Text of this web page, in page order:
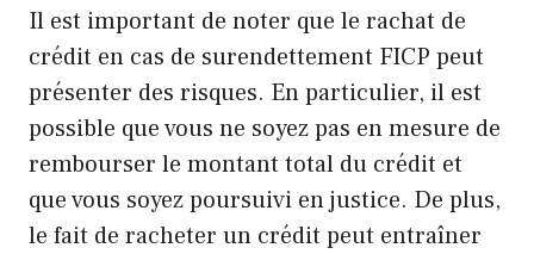
Il est important de noter que le rachat de
crédit en cas de surendettement FICP peut
présenter des risques. En particulier, il est
possible que vous ne soyez pas en mesure de
rembourser le montant total du crédit et
que vous soyez poursuivi en justice. De plus,
le fait de racheter un crédit peut entraîner